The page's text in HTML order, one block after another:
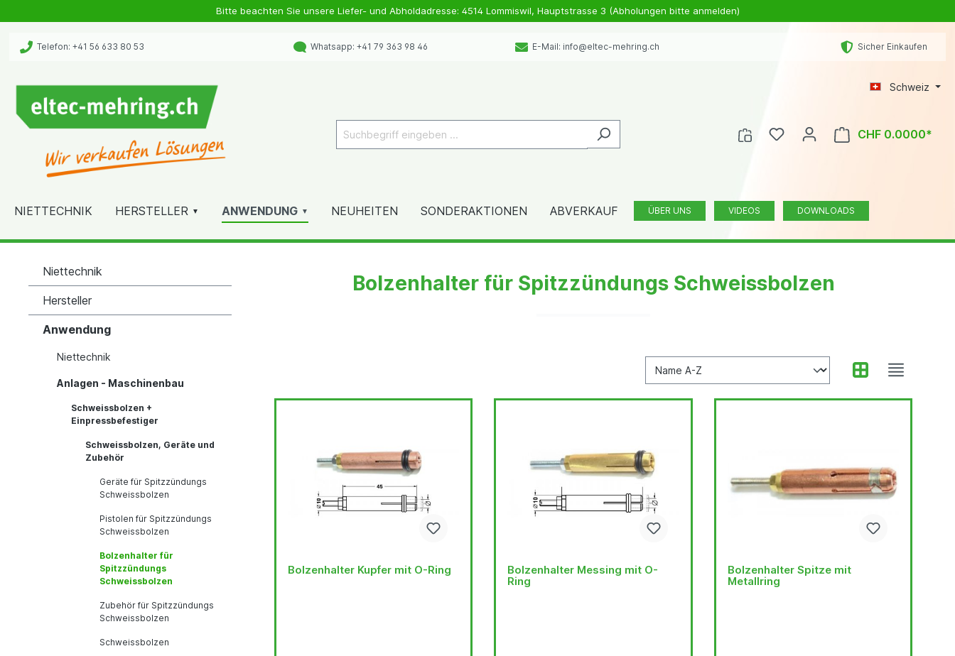
Bitte beachten Sie unsere Liefer- und Abholdadresse: 4514 Lommiswil, Hauptstrasse 3 (Abholungen bitte anmelden)
Telefon: +41 56 633 80 53 Whatsapp: +41 79 363 98 46 E-Mail: info@eltec-mehring.ch Sicher Einkaufen
Schweiz
CHF 0.0000*
NIETTECHNIK HERSTELLER ANWENDUNG NEUHEITEN SONDERAKTIONEN ABVERKAUF ÜBER UNS VIDEOS DOWNLOADS
Niettechnik
Hersteller
Anwendung
Niettechnik
Anlagen - Maschinenbau
Schweissbolzen +
Einpressbefestiger
Schweissbolzen, Geräte und
Zubehör
Geräte für Spitzzündungs
Schweissbolzen
Pistolen für Spitzzündungs
Schweissbolzen
Bolzenhalter für
Spitzzündungs
Schweissbolzen
Zubehör für Spitzzündungs
Schweissbolzen
Schweissbolzen
Bolzenhalter für Spitzzündungs Schweissbolzen
Bolzenhalter Kupfer mit O-Ring
Bolzenhalter Messing mit O-
Ring
Bolzenhalter Spitze mit
Metallring